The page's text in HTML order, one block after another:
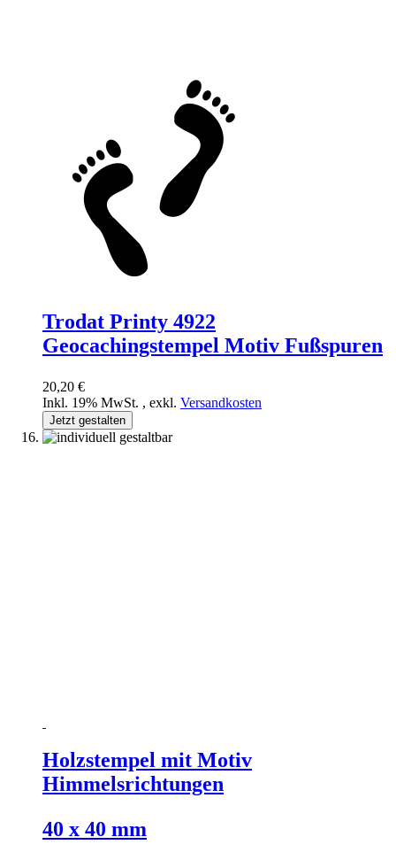
Trodat Printy 4922
Geocachingstempel Motiv Fußspuren
20,20 €
Inkl. 19% MwSt. , exkl. Versandkosten
Jetzt gestalten
Holzstempel mit Motiv
Himmelsrichtungen
40 x 40 mm